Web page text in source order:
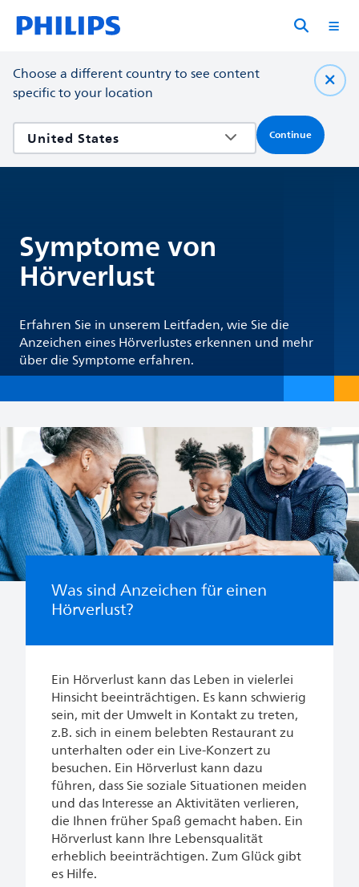
Choose a different country to see content
specific to your location
Continue
Symptome von
Hörverlust
Erfahren Sie in unserem Leitfaden, wie Sie die
Anzeichen eines Hörverlustes erkennen und mehr
über die Symptome erfahren.
Was sind Anzeichen für einen
Hörverlust?
Ein Hörverlust kann das Leben in vielerlei
Hinsicht beeinträchtigen. Es kann schwierig
sein, mit der Umwelt in Kontakt zu treten,
z.B. sich in einem belebten Restaurant zu
unterhalten oder ein Live-Konzert zu
besuchen. Ein Hörverlust kann dazu
führen, dass Sie soziale Situationen meiden
und das Interesse an Aktivitäten verlieren,
die Ihnen früher Spaß gemacht haben. Ein
Hörverlust kann Ihre Lebensqualität
erheblich beeinträchtigen. Zum Glück gibt
es Hilfe.